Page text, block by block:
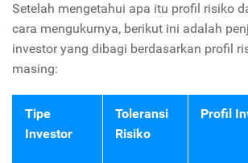
Setelah mengetahui apa itu profil risiko
cara mengukurnya, berikut ini adalah
investor yang dibagi berdasarkan profil
masing:
Tipe
Investor
Toleransi
Risiko
Profil